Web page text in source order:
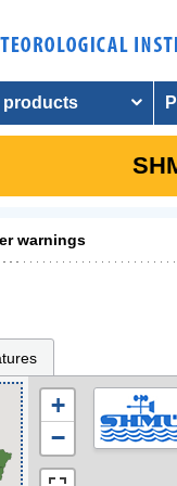
products
warnings
+
−